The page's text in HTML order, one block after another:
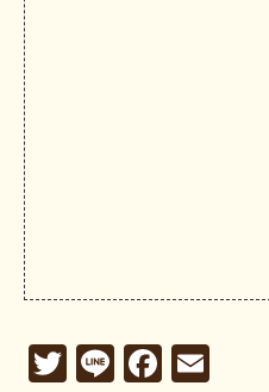
Twitter
Line